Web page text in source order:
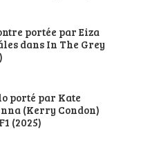
portée par Eiza
dans In The Grey
porté par Kate
(Kerry Condon)
(2025)